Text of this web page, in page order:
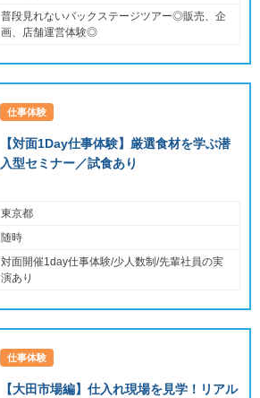
普段見れないバックステージツアー◎販売、企
画、店舗運営体験◎
仕事体験
【対面1Day仕事体験】厳選食材を学ぶ潜
入型セミナー／試食あり
東京都
随時
対面開催1day仕事体験/少人数制/先輩社員の実
演あり
仕事体験
【大田市場編】仕入れ現場を見学！リアル